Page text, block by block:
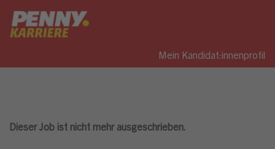
Mein Kandidat:innenprofil
Dieser Job ist nicht mehr ausgeschrieben.